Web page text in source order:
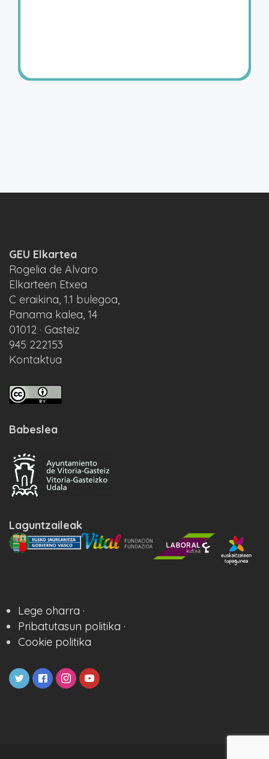
GEU Elkartea
Rogelia de Alvaro
Elkarteen Etxea
C eraikina, 1.1 bulegoa,
Panama kalea, 14
01012 · Gasteiz
945 222153
Kontaktua
Babeslea
Laguntzaileak
Lege oharra ·
Pribatutasun politika ·
Cookie politika